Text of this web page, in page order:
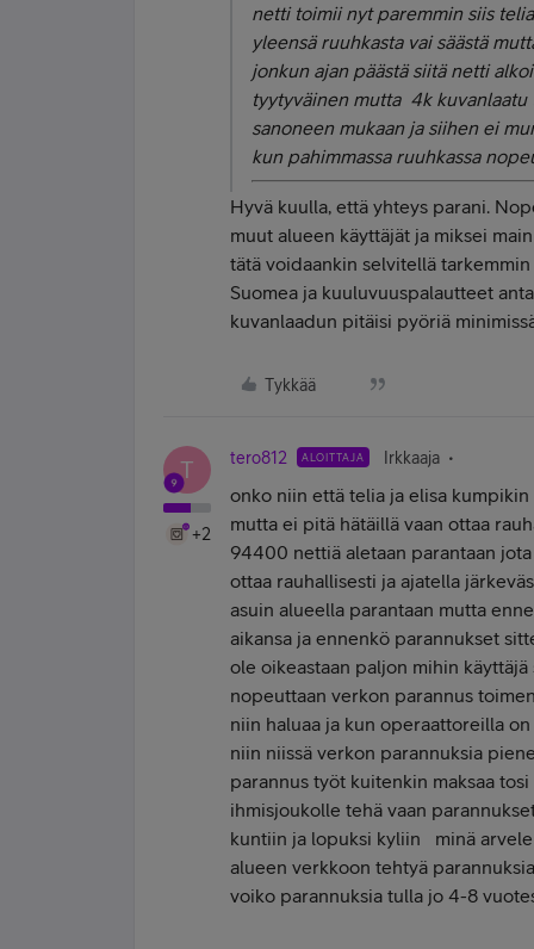
netti toimii nyt paremmin siis
yleensä ruuhkasta vai säästä
jonkun ajan päästä siitä netti
tyytyväinen mutta 4k
sanoneen mukaan ja siihen ei
kun pahimmassa ruuhkassa
Hyvä kuulla, että yhteys parani.
muut alueen käyttäjät ja miksei
tätä voidaankin selvitellä
Suomea ja kuuluvuuspalautteet
kuvanlaadun pitäisi pyöriä
Tykkää
T
+2
tero812 ALOITTAJA Irkkaaja
onko niin että telia ja elisa
mutta ei pitä hätäillä vaan ottaa
94400 nettiä aletaan parantaan
ottaa rauhallisesti ja ajatella
asuin alueella parantaan mutta
aikansa ja ennenkö parannukset
ole oikeastaan paljon mihin
nopeuttaan verkon parannus
niin haluaa ja kun operaattoreilla
niin niissä verkon parannuksia
parannus työt kuitenkin maksaa
ihmisjoukolle tehä vaan
kuntiin ja lopuksi kyliin minä
alueen verkkoon tehtyä
voiko parannuksia tulla jo 4-8